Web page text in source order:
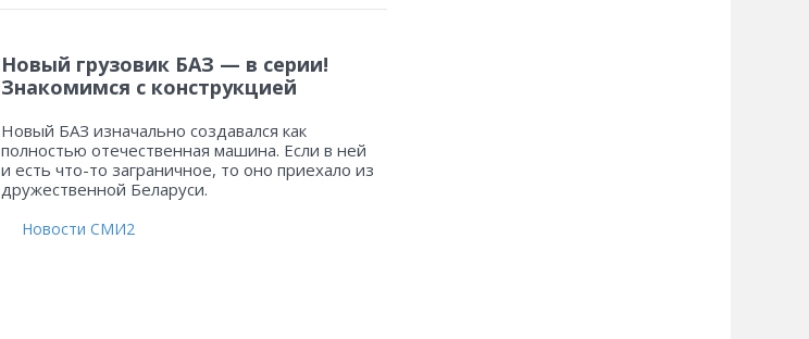
Новый грузовик БАЗ — в серии!
Знакомимся с конструкцией
Новый БАЗ изначально создавался как
полностью отечественная машина. Если в ней
и есть что-то заграничное, то оно приехало из
дружественной Беларуси.
Новости СМИ2